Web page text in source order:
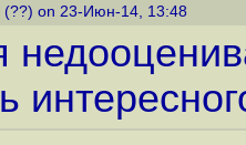
(??) on 23-Июн-14, 13:48